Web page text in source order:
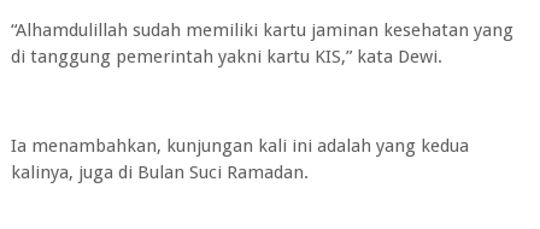
“Alhamdulillah sudah memiliki kartu jaminan kesehatan yang
di tanggung pemerintah yakni kartu KIS,” kata Dewi.
Ia menambahkan, kunjungan kali ini adalah yang kedua
kalinya, juga di Bulan Suci Ramadan.